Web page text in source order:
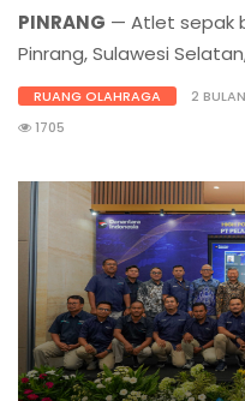
PINRANG — Atlet sepak
Pinrang, Sulawesi Selatan,
RUANG OLAHRAGA 2
1705